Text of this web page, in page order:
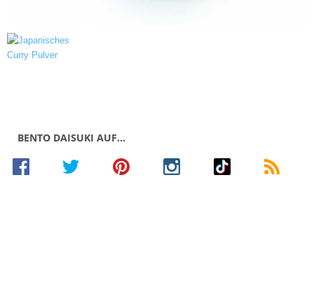
BENTO DAISUKI AUF…